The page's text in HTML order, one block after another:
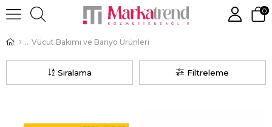
0
Vücut Bakımı ve Banyo Ürünleri
Filtreleme
Sıralama